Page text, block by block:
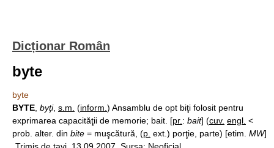
Dicționar Român
byte
byte
BYTE byţi, s.m. (inform. ) Ansamblu de opt biţi folosit pentru
exprimarea capacităţii de memorie; bait. [pr. : bait] (cuv. engl. <
prob. alter. din bite = muşcătură, (p. ext.) porţie, parte) [etim. MW]